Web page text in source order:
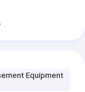
Equipment